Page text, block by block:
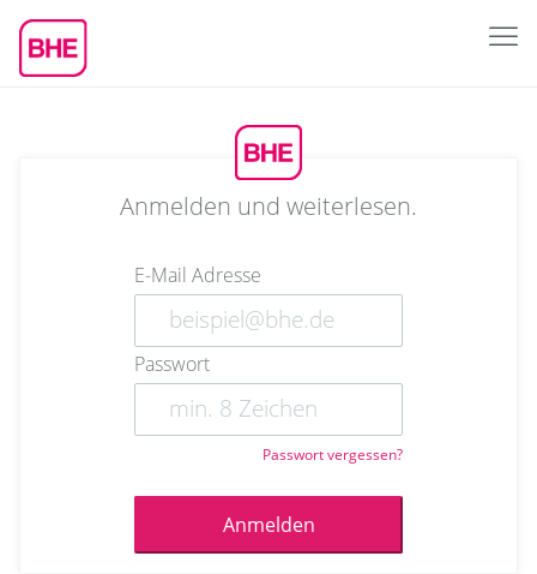
Anmelden und weiterlesen.
E-Mail Adresse
Passwort
Passwort vergessen?
Anmelden